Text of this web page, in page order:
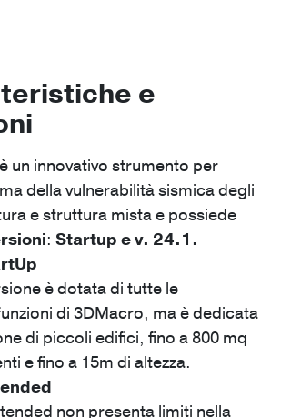
l’
mista.
strutturali
strutturali per muratura.
e
un innovativo strumento per
della vulnerabilità sismica degli
e struttura mista e possiede
:Startup e v. 24.1.
è dotata di tutte le
di 3DMacro, ma è dedicata
di piccoli edifici, fino a 800 mq
e fino a 15m di altezza.
non presenta limiti nella